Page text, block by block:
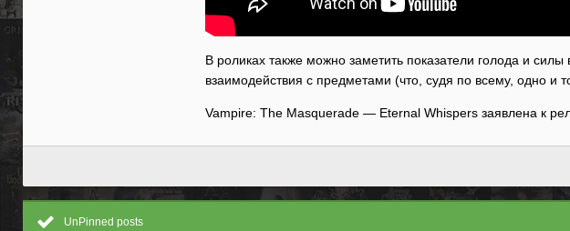
В роликах также можно заметить показатели голода и
взаимодействия с предметами (что, судя по всему, одно и
Vampire: The Masquerade — Eternal Whispers заявлена к
UnPinned posts